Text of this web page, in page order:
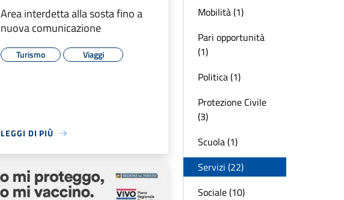
Area interdetta alla sosta fino a
nuova comunicazione
Turismo Viaggi
LEGGI DI PIÙ
Mobilità (1)
Pari opportunità
(1)
Politica (1)
Protezione Civile
(3)
Scuola (1)
Servizi (22)
Sociale (10)